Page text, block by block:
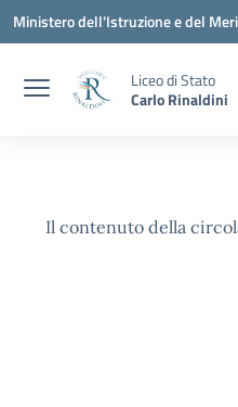
Vai ai contenuti
Vai al menu di navigazione
Vai al footer
Ministero dell'Istruzione e del
Liceo di Stato
Carlo Rinaldini
Il contenuto della